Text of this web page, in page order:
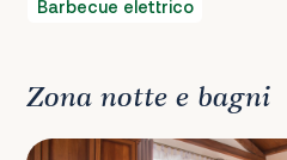
Barbecue elettrico
Zona notte e bagni